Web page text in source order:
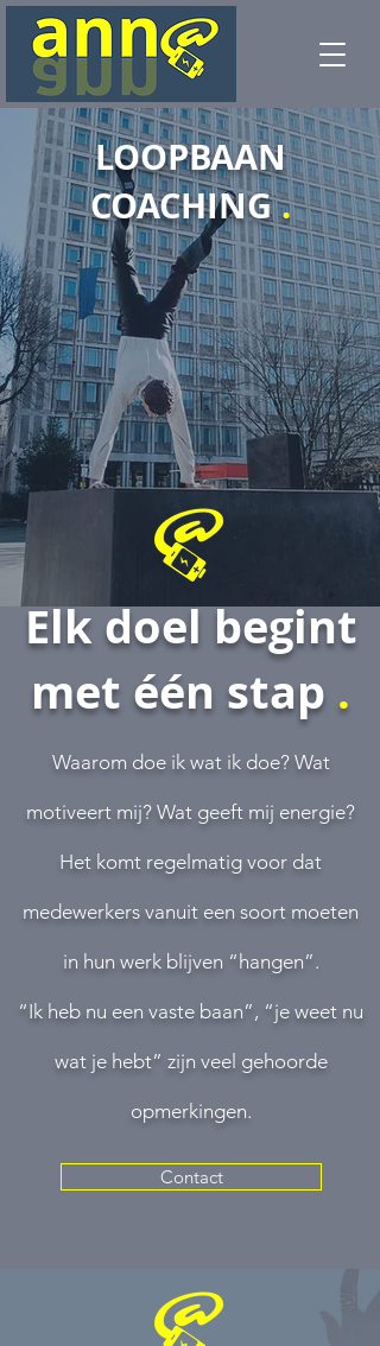
LOOPBAAN
COACHING.
Elk doel begint
met één stap .
Waarom doe ik wat ik doe? Wat
motiveert mij? Wat geeft mij energie?
Het komt regelmatig voor dat
medewerkers vanuit een soort moeten
in hun werk blijven “hangen”.
“Ik heb nu een vaste baan”, “je weet nu
wat je hebt” zijn veel gehoorde
opmerkingen.
Contact